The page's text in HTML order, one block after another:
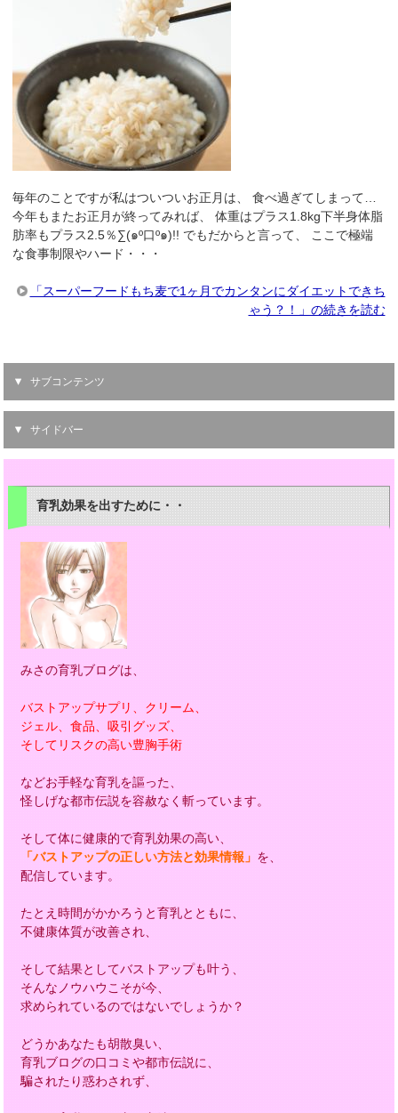
毎年のことですが私はついついお正月は、 食べ過ぎてしまって…
今年もまたお正月が終ってみれば、 体重はプラス1.8kg下半身体脂
肪率もプラス2.5％∑(๑º口º๑)!! でもだからと言って、 ここで極端
な食事制限やハード・・・
「スーパーフードもち麦で1ヶ月でカンタンにダイエットできち
ゃう？！」の続きを読む
サブコンテンツ
サイドバー
育乳効果を出すために・・
みさの育乳ブログは、
バストアップサプリ、クリーム、
ジェル、食品、吸引グッズ、
そしてリスクの高い豊胸手術
などお手軽な育乳を謳った、
怪しげな都市伝説を容赦なく斬っています。
そして体に健康的で育乳効果の高い、
「バストアップの正しい方法と効果情報」 を、
配信しています。
たとえ時間がかかろうと育乳とともに、
不健康体質が改善され、
そして結果としてバストアップも叶う、
そんなノウハウこそが今、
求められているのではないでしょうか？
どうかあなたも胡散臭い、
育乳ブログの口コミや都市伝説に、
騙されたり惑わされず、